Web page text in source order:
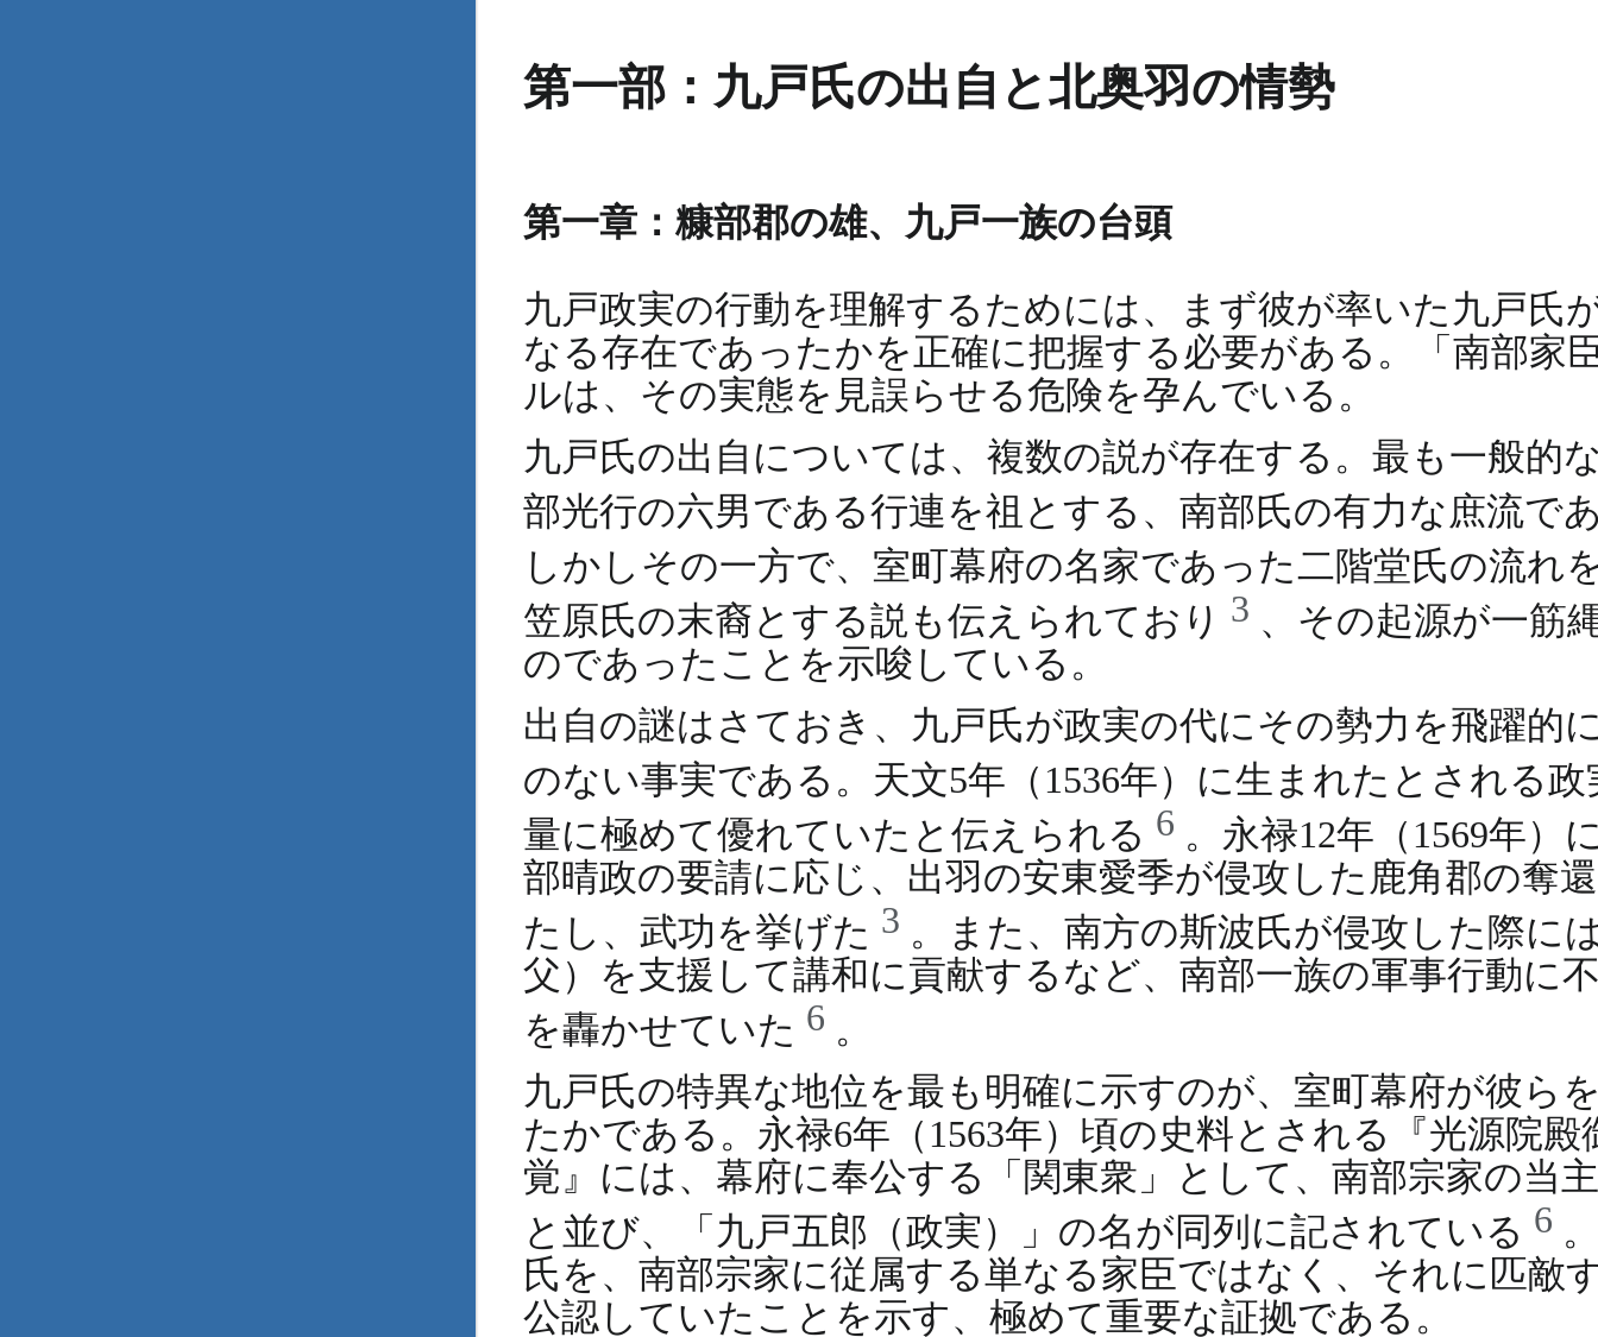
第一部：九戸氏の出自と北奥羽の情勢
第一章：糠部郡の雄、九戸一族の台頭
九戸政実の行動を理解するためには、まず彼が率いた九戸氏
なる存在であったかを正確に把握する必要がある。「南部家
ルは、その実態を見誤らせる危険を孕んでいる。
九戸氏の出自については、複数の説が存在する。最も一般的
部光行の六男である行連を祖とする、南部氏の有力な庶流で
しかしその一方で、室町幕府の名家であった二階堂氏の流れ
笠原氏の末裔とする説も伝えられており 3 、その起源が一筋
のであったことを示唆している。
出自の謎はさておき、九戸氏が政実の代にその勢力を飛躍的
のない事実である。天文5年（1536年）に生まれたとされる
量に極めて優れていたと伝えられる 6 。永禄12年（1569年）
部晴政の要請に応じ、出羽の安東愛季が侵攻した鹿角郡の奪
たし、武功を挙げた 3 。また、南方の斯波氏が侵攻した際に
父）を支援して講和に貢献するなど、南部一族の軍事行動に
を轟かせていた 6 。
九戸氏の特異な地位を最も明確に示すのが、室町幕府が彼ら
たかである。永禄6年（1563年）頃の史料とされる『光源院
覚』には、幕府に奉公する「関東衆」として、南部宗家の当
と並び、「九戸五郎（政実）」の名が同列に記されている 6
氏を、南部宗家に従属する単なる家臣ではなく、それに匹敵
公認していたことを示す、極めて重要な証拠である。